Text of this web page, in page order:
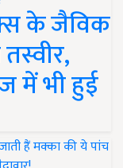
के जैविक
में भी हुई